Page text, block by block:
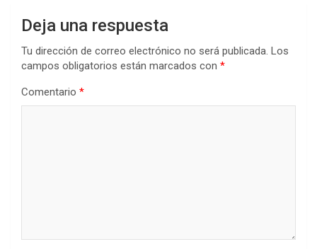
Deja una respuesta
Tu dirección de correo electrónico no será publicada. Los
campos obligatorios están marcados con *
Comentario *